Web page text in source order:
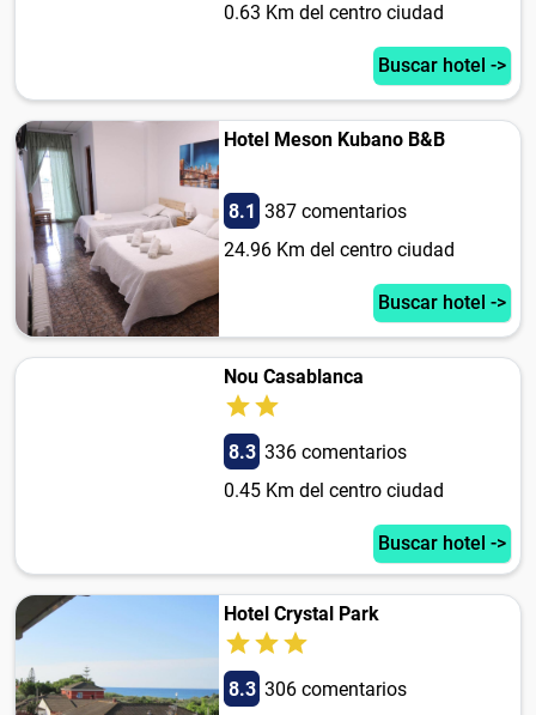
0.63 Km del centro ciudad
Buscar hotel ->
Hotel Meson Kubano B&B
8.1 387 comentarios
24.96 Km del centro ciudad
Buscar hotel ->
Nou Casablanca
8.3 336 comentarios
0.45 Km del centro ciudad
Buscar hotel ->
Hotel Crystal Park
8.3 306 comentarios